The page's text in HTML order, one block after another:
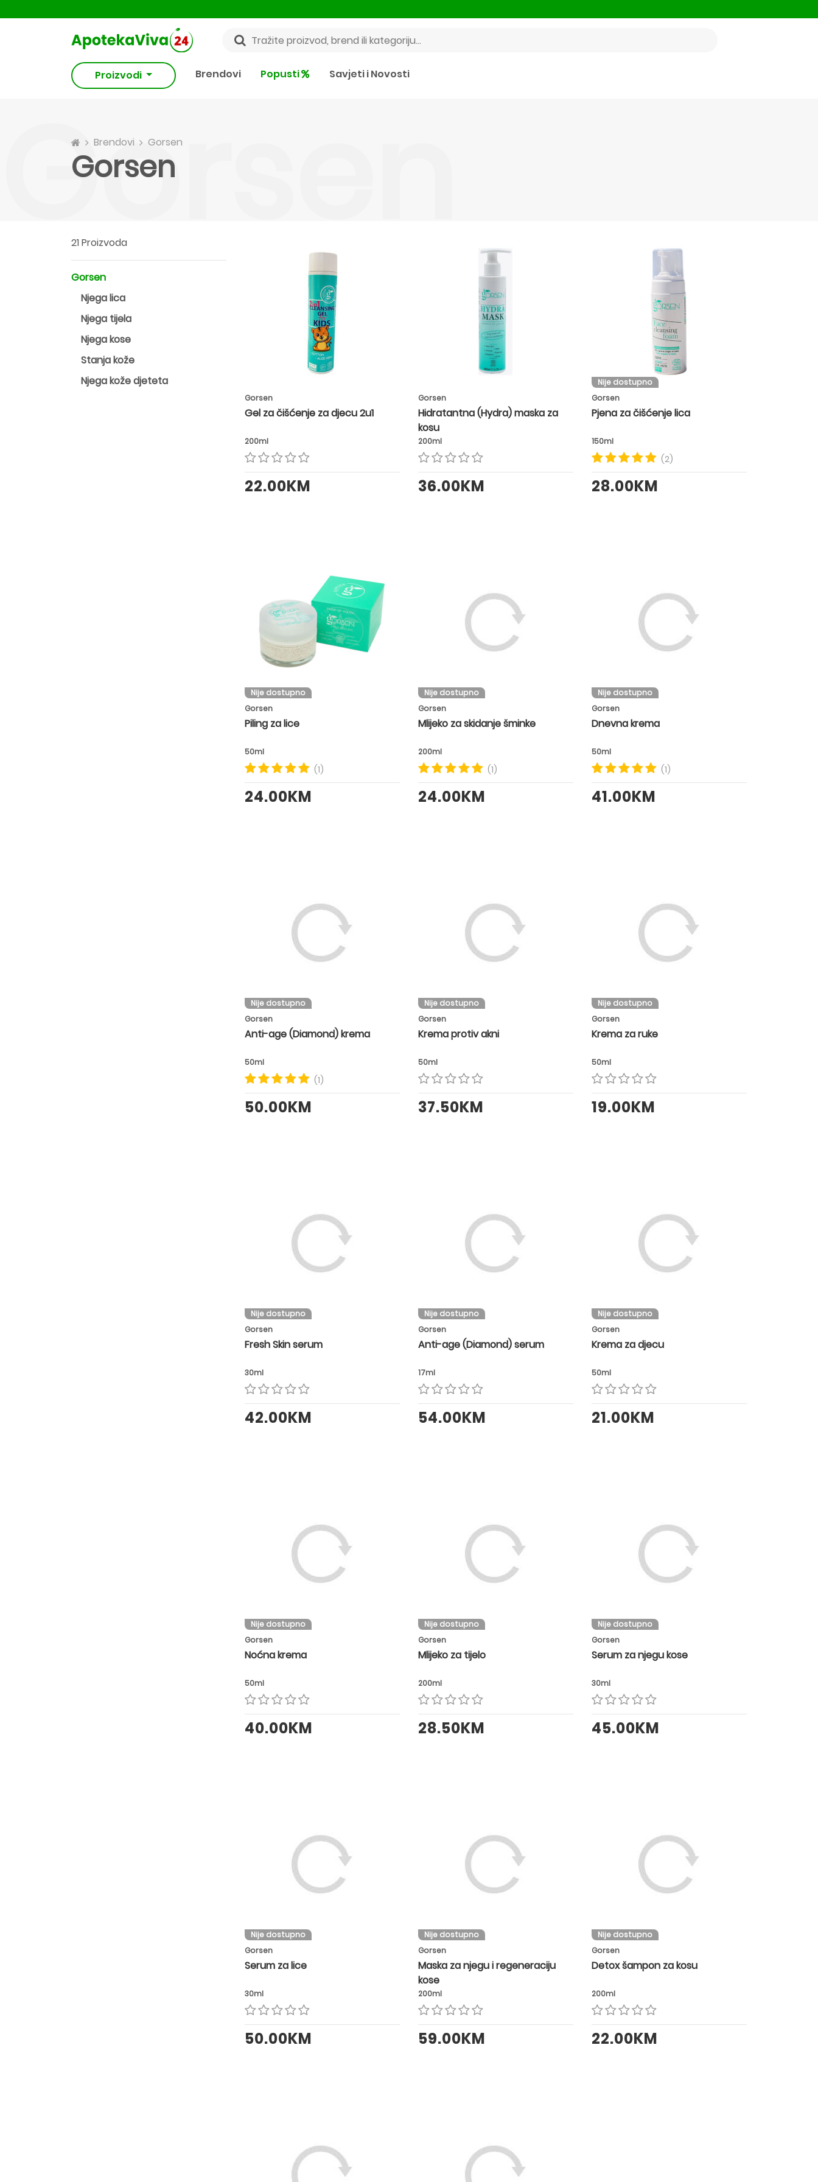
Proizvodi Brendovi Popusti Savjeti i Novosti
Brendovi Gorsen
Gorsen
Gorsen
21 Proizvoda
Gorsen
Njega lica
Njega tijela
Njega kose
Stanja kože
Njega kože djeteta
Gorsen
Gel za čišćenje za djecu 2u1
200ml
22.00KM
Gorsen
Hidratantna (Hydra) maska za
kosu
200ml
36.00KM
Nije dostupno
Gorsen
Pjena za čišćenje lica
150ml
(2)
28.00KM
Nije dostupno
Gorsen
Piling za lice
50ml
(1)
24.00KM
Nije dostupno
Gorsen
Mlijeko za skidanje šminke
200ml
(1)
24.00KM
Nije dostupno
Gorsen
Dnevna krema
50ml
(1)
41.00KM
Nije dostupno
Gorsen
Anti-age (Diamond) krema
50ml
(1)
50.00KM
Nije dostupno
Gorsen
Krema protiv akni
50ml
37.50KM
Nije dostupno
Gorsen
Krema za ruke
50ml
19.00KM
Nije dostupno
Gorsen
Fresh Skin serum
30ml
42.00KM
Nije dostupno
Gorsen
Anti-age (Diamond) serum
17ml
54.00KM
Nije dostupno
Gorsen
Krema za djecu
50ml
21.00KM
Nije dostupno
Gorsen
Noćna krema
50ml
40.00KM
Nije dostupno
Gorsen
Mlijeko za tijelo
200ml
28.50KM
Nije dostupno
Gorsen
Serum za njegu kose
30ml
45.00KM
Nije dostupno
Gorsen
Serum za lice
30ml
50.00KM
Nije dostupno
Gorsen
Maska za njegu i regeneraciju
kose
200ml
59.00KM
Nije dostupno
Gorsen
Detox šampon za kosu
200ml
22.00KM